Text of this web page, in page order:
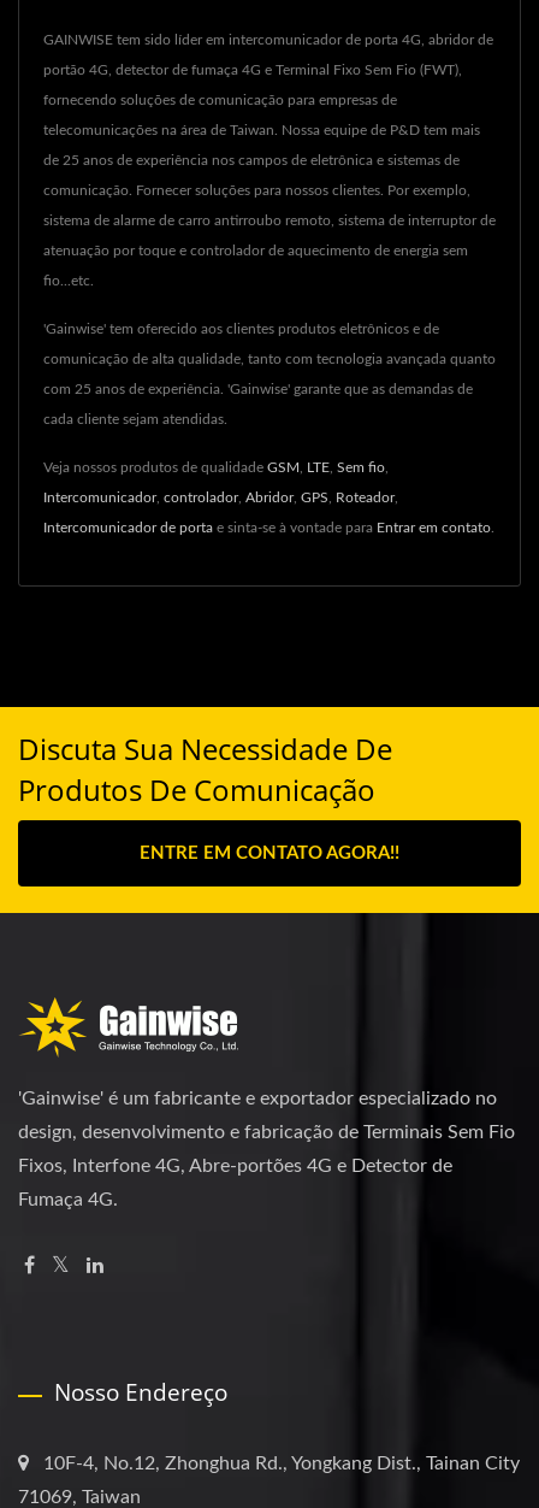
GAINWISE tem sido líder em intercomunicador de porta 4G, abridor de
portão 4G, detector de fumaça 4G e Terminal Fixo Sem Fio (FWT),
fornecendo soluções de comunicação para empresas de
telecomunicações na área de Taiwan. Nossa equipe de P&D tem mais
de 25 anos de experiência nos campos de eletrônica e sistemas de
comunicação. Fornecer soluções para nossos clientes. Por exemplo,
sistema de alarme de carro antirroubo remoto, sistema de interruptor de
atenuação por toque e controlador de aquecimento de energia sem
fio...etc.
'Gainwise' tem oferecido aos clientes produtos eletrônicos e de
comunicação de alta qualidade, tanto com tecnologia avançada quanto
com 25 anos de experiência. 'Gainwise' garante que as demandas de
cada cliente sejam atendidas.
Veja nossos produtos de qualidade GSM LTE Sem fio
Intercomunicador, controlador, Abridor, GPS Roteador,
Intercomunicador de porta e sinta-se à vontade para Entrar em contato
Discuta Sua Necessidade De
Produtos De Comunicação
ENTRE EM CONTATO AGORA!!
'Gainwise' é um fabricante e exportador especializado no
design, desenvolvimento e fabricação de Terminais Sem Fio
Fixos, Interfone 4G, Abre-portões 4G e Detector de
Fumaça 4G.
Nosso Endereço
10F-4, No.12, Zhonghua Rd., Yongkang Dist., Tainan City
71069, Taiwan